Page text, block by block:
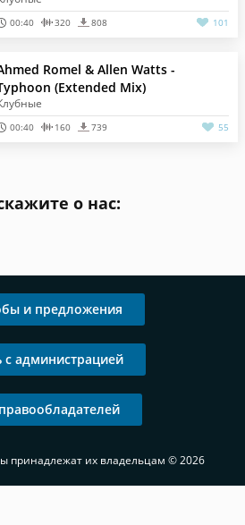
00:40 320 808 101
Romel & Allen Watts -
(Extended Mix)
00:40 160 739 55
о нас:
и предложения
с администрацией
принадлежат их владельцам © 2026